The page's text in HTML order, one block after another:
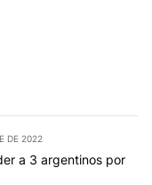
DE 2022
a 3 argentinos por